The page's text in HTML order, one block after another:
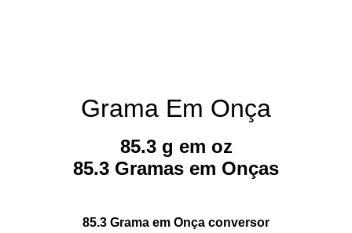
Grama Em Onça
85.3 g em oz
85.3 Gramas em Onças
85.3 Grama em Onça conversor